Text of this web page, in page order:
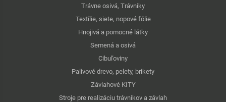
Trávne osivá, Trávniky
Textílie, siete, nopové fólie
Hnojivá a pomocné látky
Semená a osivá
Cibuľoviny
Palivové drevo, pelety, brikety
Závlahové KITY
Stroje pre realizáciu trávnikov a závlah